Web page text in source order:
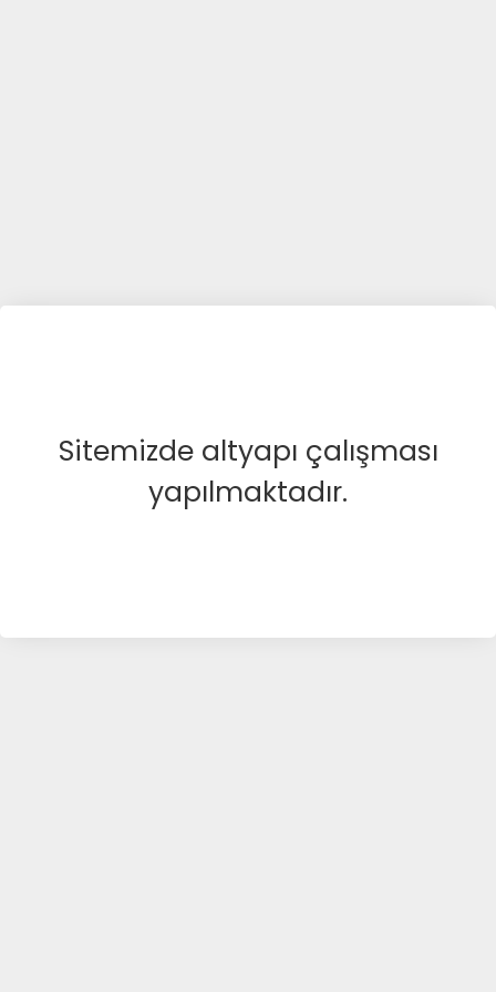
Sitemizde altyapı çalışması
yapılmaktadır.